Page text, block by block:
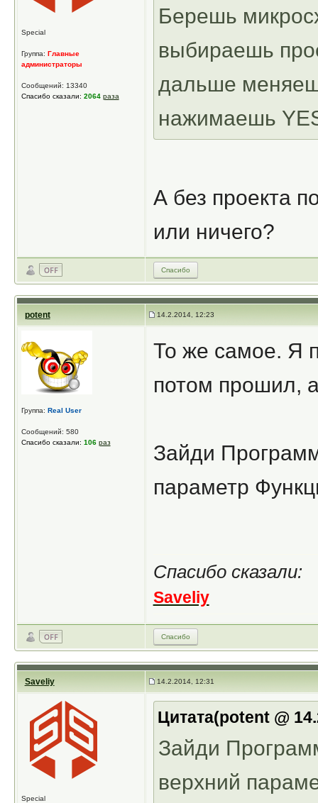
Special
Группа: Главные
администраторы
Сообщений: 13340
Спасибо сказали: 2064 раза
Берешь
выбираешь
дальше
нажимаешь
А без проекта
или ничего?
Спасибо
potent 14.2.2014, 12:23
Группа: Real User
Сообщений: 580
Спасибо сказали: 106 раз
То же самое. Я
потом прошил,
Зайди
параметр
Спасибо сказали:
Saveliy
Спасибо
Saveliy 14.2.2014, 12:31
Special
Цитата(potent @
Зайди
верхний